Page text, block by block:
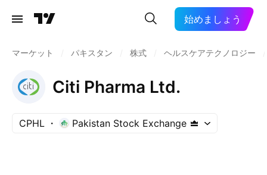
始めましょう
マーケット パキスタン 株式 ヘルスケアテクノロジー
Citi Pharma Ltd.
CPHL Pakistan Stock Exchange